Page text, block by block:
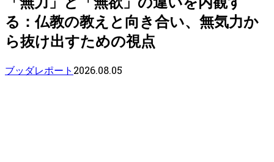
る：仏教の教えと向き合い、無気力か
ら抜け出すための視点
ブッダレポート 2026.08.05